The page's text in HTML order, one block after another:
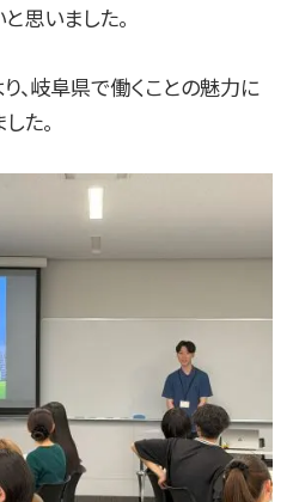
思いました。
、岐阜県で働くことの魅力に
た。